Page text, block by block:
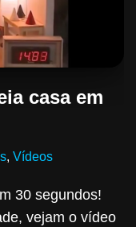
casa em
, Vídeos
30 segundos!
vejam o vídeo